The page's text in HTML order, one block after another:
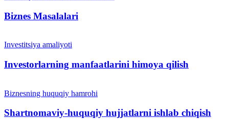
Biznes Masalalari
Investitsiya amaliyoti
Investorlarning manfaatlarini himoya qilish
Biznesning huquqiy hamrohi
Shartnomaviy-huquqiy hujjatlarni ishlab chiqish